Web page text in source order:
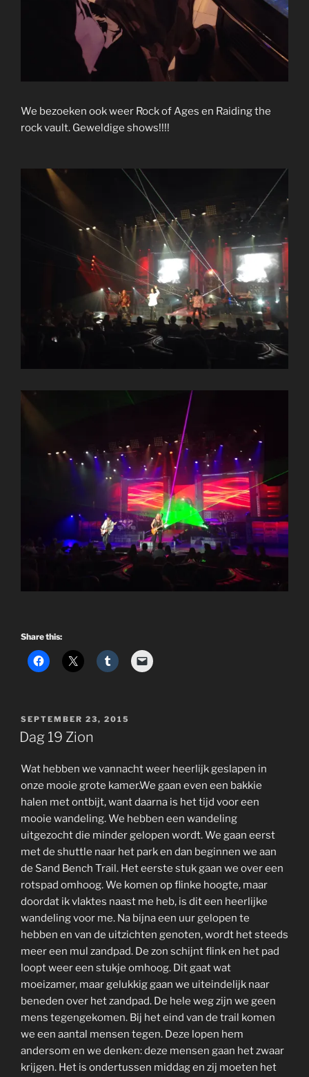
We bezoeken ook weer Rock of Ages en Raiding the
rock vault. Geweldige shows!!!!
Share this:
POSTED
ON
SEPTEMBER 23, 2015
Dag 19 Zion
Wat hebben we vannacht weer heerlijk geslapen in
onze mooie grote kamer.We gaan even een bakkie
halen met ontbijt, want daarna is het tijd voor een
mooie wandeling. We hebben een wandeling
uitgezocht die minder gelopen wordt. We gaan eerst
met de shuttle naar het park en dan beginnen we aan
de Sand Bench Trail. Het eerste stuk gaan we over een
rotspad omhoog. We komen op flinke hoogte, maar
doordat ik vlaktes naast me heb, is dit een heerlijke
wandeling voor me. Na bijna een uur gelopen te
hebben en van de uitzichten genoten, wordt het steeds
meer een mul zandpad. De zon schijnt flink en het pad
loopt weer een stukje omhoog. Dit gaat wat
moeizamer, maar gelukkig gaan we uiteindelijk naar
beneden over het zandpad. De hele weg zijn we geen
mens tegengekomen. Bij het eind van de trail komen
we een aantal mensen tegen. Deze lopen hem
andersom en we denken: deze mensen gaan het zwaar
krijgen. Het is ondertussen middag en zij moeten het